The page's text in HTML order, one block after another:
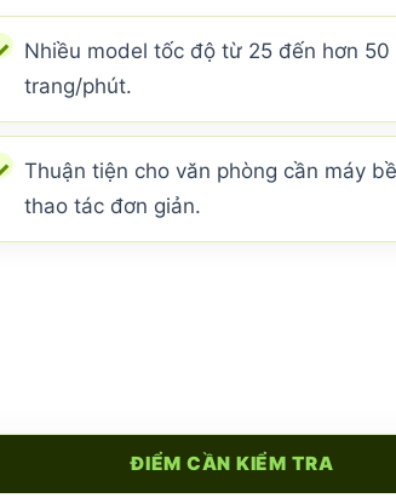
Nhiều model tốc độ từ 25 đến hơn 50
trang/phút.
Thuận tiện cho văn phòng cần máy
thao tác đơn giản.
ĐIỂM CẦN KIỂM TRA